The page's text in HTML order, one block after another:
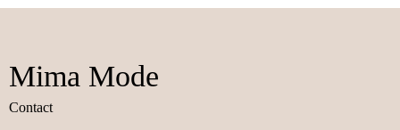
Mima Mode
Contact